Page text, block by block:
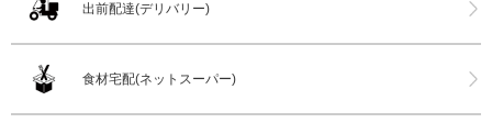
出前配達(デリバリー)
食材宅配(ネットスーパー)